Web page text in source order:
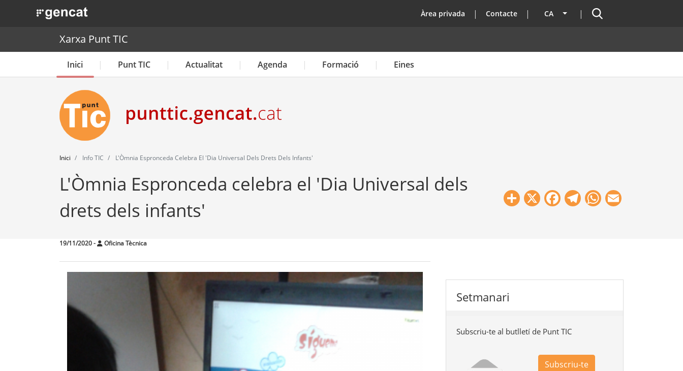
. Obre en una nova finestra. top
Àrea privada Contacte CA Llista les accions addicionals
Cercador
Xarxa Punt TIC
Inici Punt TIC Actualitat Agenda Formació Eines
Inici Info TIC L'Òmnia Espronceda Celebra El 'Dia Universal Dels Drets Dels Infants'
L'Òmnia Espronceda celebra el 'Dia Universal dels
drets dels infants'
Share
X Facebook
Telegram
WhatsApp
19/11/2020- Oficina Tècnica
Setmanari
Subscriu-te al butlletí de Punt TIC
Subscriu-te